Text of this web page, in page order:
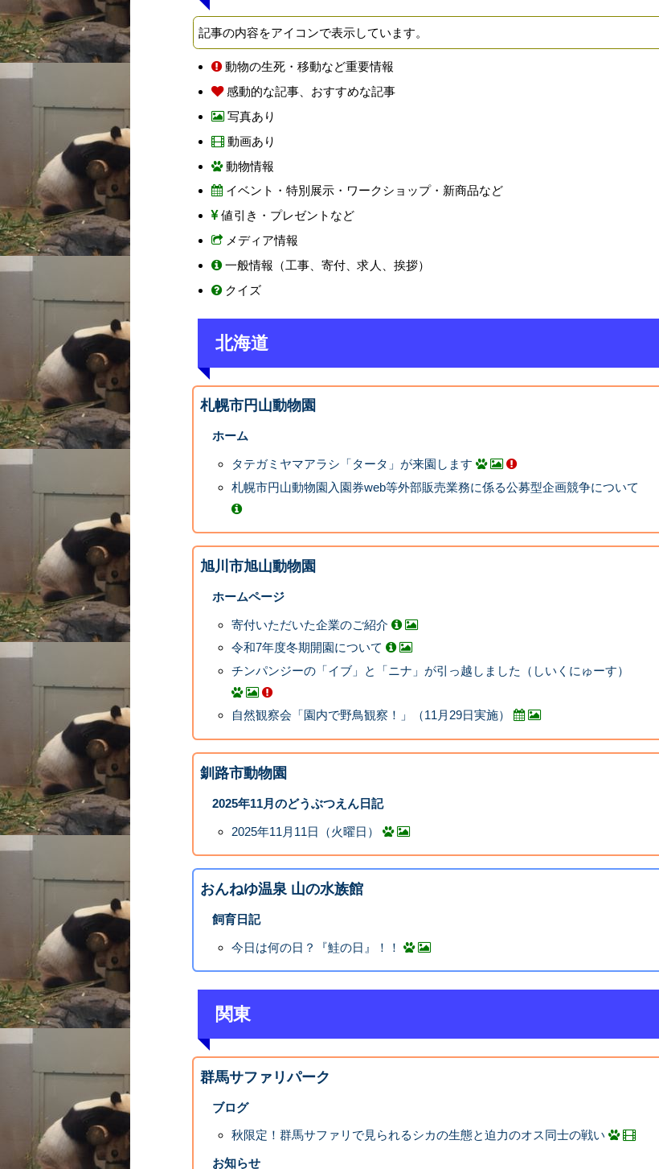
記事の内容をアイコンで表示しています。
動物の生死・移動など重要情報
感動的な記事、おすすめな記事
写真あり
動画あり
動物情報
イベント・特別展示・ワークショップ・新商品など
値引き・プレゼントなど
メディア情報
一般情報（工事、寄付、求人、挨拶）
クイズ
北海道
札幌市円山動物園
ホーム
タテガミヤマアラシ「タータ」が来園します
札幌市円山動物園入園券web等外部販売業務に係る公募型企画競争について
旭川市旭山動物園
ホームページ
寄付いただいた企業のご紹介
令和7年度冬期開園について
チンパンジーの「イブ」と「ニナ」が引っ越しました（しいくにゅーす）
自然観察会「園内で野鳥観察！」（11月29日実施）
釧路市動物園
2025年11月のどうぶつえん日記
2025年11月11日（火曜日）
おんねゆ温泉 山の水族館
飼育日記
今日は何の日？『鮭の日』！！
関東
群馬サファリパーク
ブログ
秋限定！群馬サファリで見られるシカの生態と迫力のオス同士の戦い
お知らせ